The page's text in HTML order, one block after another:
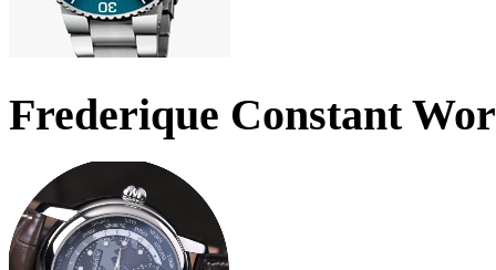
Frederique Constant